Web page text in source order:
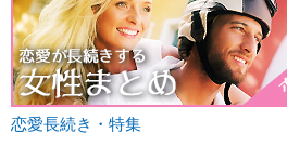
恋愛長続き・特集